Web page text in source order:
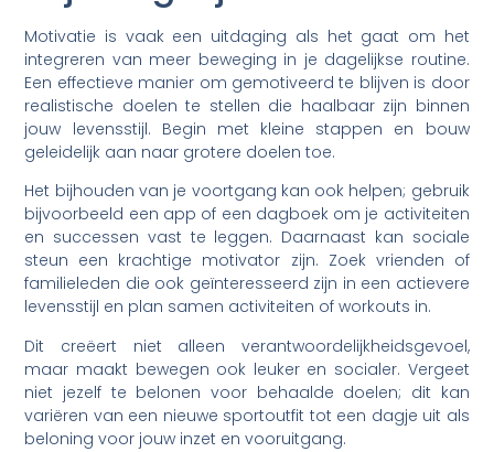
Motivatie is vaak een uitdaging als het gaat om het
integreren van meer beweging in je dagelijkse routine.
Een effectieve manier om gemotiveerd te blijven is door
realistische doelen te stellen die haalbaar zijn binnen
jouw levensstijl. Begin met kleine stappen en bouw
geleidelijk aan naar grotere doelen toe.
Het bijhouden van je voortgang kan ook helpen; gebruik
bijvoorbeeld een app of een dagboek om je activiteiten
en successen vast te leggen. Daarnaast kan sociale
steun een krachtige motivator zijn. Zoek vrienden of
familieleden die ook geïnteresseerd zijn in een actievere
levensstijl en plan samen activiteiten of workouts in.
Dit creëert niet alleen verantwoordelijkheidsgevoel,
maar maakt bewegen ook leuker en socialer. Vergeet
niet jezelf te belonen voor behaalde doelen; dit kan
variëren van een nieuwe sportoutfit tot een dagje uit als
beloning voor jouw inzet en vooruitgang.